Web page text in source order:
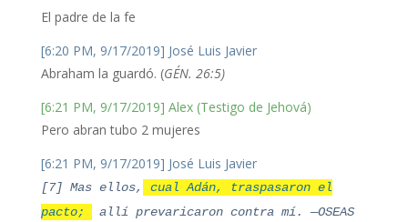
El padre de la fe
[6:20 PM, 9/17/2019] José Luis Javier
Abraham la guardó. (GÉN. 26:5)
[6:21 PM, 9/17/2019] Alex (Testigo de Jehová)
Pero abran tubo 2 mujeres
[6:21 PM, 9/17/2019] José Luis Javier
[7] Mas ellos,
cual Adán, traspasaron el
pacto;
allí prevaricaron contra mí. —OSEAS